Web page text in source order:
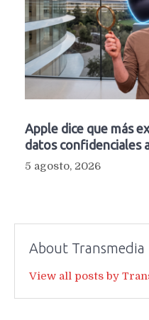
Apple dice que más
datos confidenciales
5 agosto, 2026
About Transmedia
View all posts by